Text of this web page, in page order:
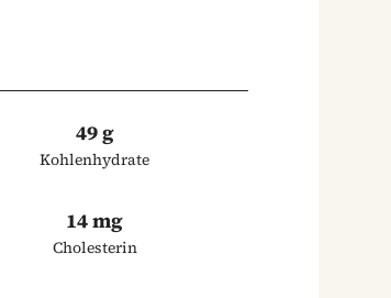
49 g
Kohlenhydrate
14 mg
Cholesterin